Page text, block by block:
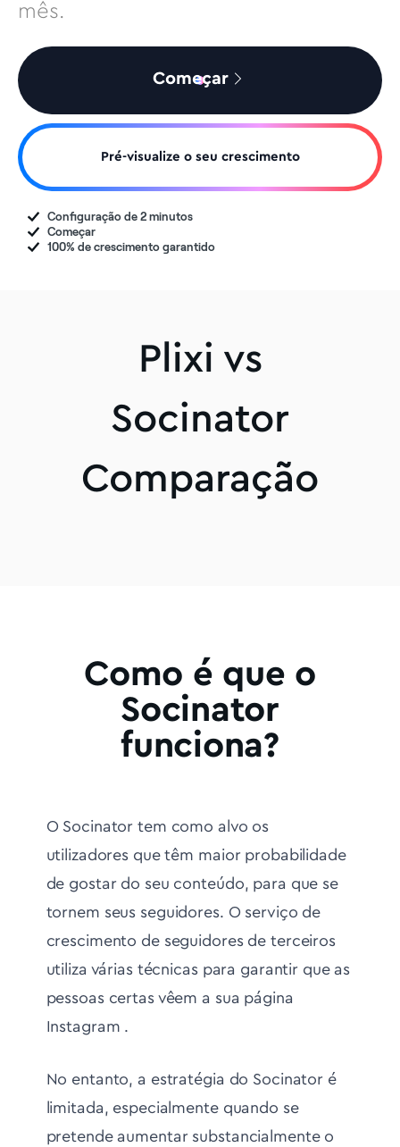
mês.
Começar
Pré-visualize o seu crescimento
Configuração de 2 minutos
Começar
100% de crescimento garantido
Plixi vs
Socinator
Comparação
Como é que o
Socinator
funciona?
O Socinator tem como alvo os
utilizadores que têm maior probabilidade
de gostar do seu conteúdo, para que se
tornem seus seguidores. O serviço de
crescimento de seguidores de terceiros
utiliza várias técnicas para garantir que as
pessoas certas vêem a sua página
Instagram .
No entanto, a estratégia do Socinator é
limitada, especialmente quando se
pretende aumentar substancialmente o